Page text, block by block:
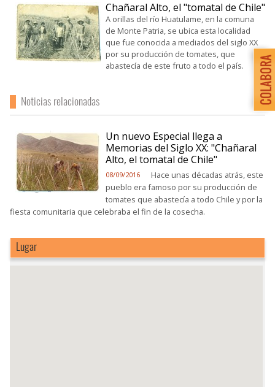
Chañaral Alto, el "tomatal de Chile"
A orillas del río Huatulame, en la comuna
de Monte Patria, se ubica esta localidad
que fue conocida a mediados del siglo XX
por su producción de tomates, que
abastecía de este fruto a todo el país.
Noticias relacionadas
Un nuevo Especial llega a
Memorias del Siglo XX: "Chañaral
Alto, el tomatal de Chile"
08/09/2016
Hace unas décadas atrás, este
pueblo era famoso por su producción de
tomates que abastecía a todo Chile y por la
fiesta comunitaria que celebraba el fin de la cosecha.
Lugar